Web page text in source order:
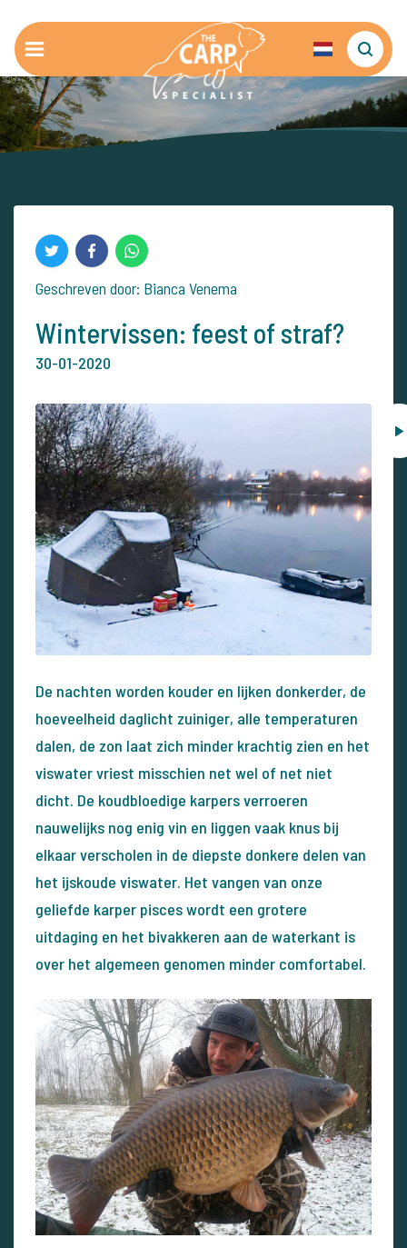
Geschreven door: Bianca Venema
Wintervissen: feest of straf?
30-01-2020
De nachten worden kouder en lijken donkerder, de
hoeveelheid daglicht zuiniger, alle temperaturen
dalen, de zon laat zich minder krachtig zien en het
viswater vriest misschien net wel of net niet
dicht. De koudbloedige karpers verroeren
nauwelijks nog enig vin en liggen vaak knus bij
elkaar verscholen in de diepste donkere delen van
het ijskoude viswater. Het vangen van onze
geliefde karper pisces wordt een grotere
uitdaging en het bivakkeren aan de waterkant is
over het algemeen genomen minder comfortabel.